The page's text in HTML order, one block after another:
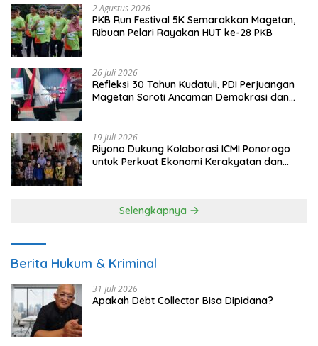
2 Agustus 2026
PKB Run Festival 5K Semarakkan Magetan,
Ribuan Pelari Rayakan HUT ke-28 PKB
26 Juli 2026
Refleksi 30 Tahun Kudatuli, PDI Perjuangan
Magetan Soroti Ancaman Demokrasi dan
19 Juli 2026
Riyono Dukung Kolaborasi ICMI Ponorogo
untuk Perkuat Ekonomi Kerakyatan dan
Selengkapnya
Berita Hukum & Kriminal
31 Juli 2026
Apakah Debt Collector Bisa Dipidana?